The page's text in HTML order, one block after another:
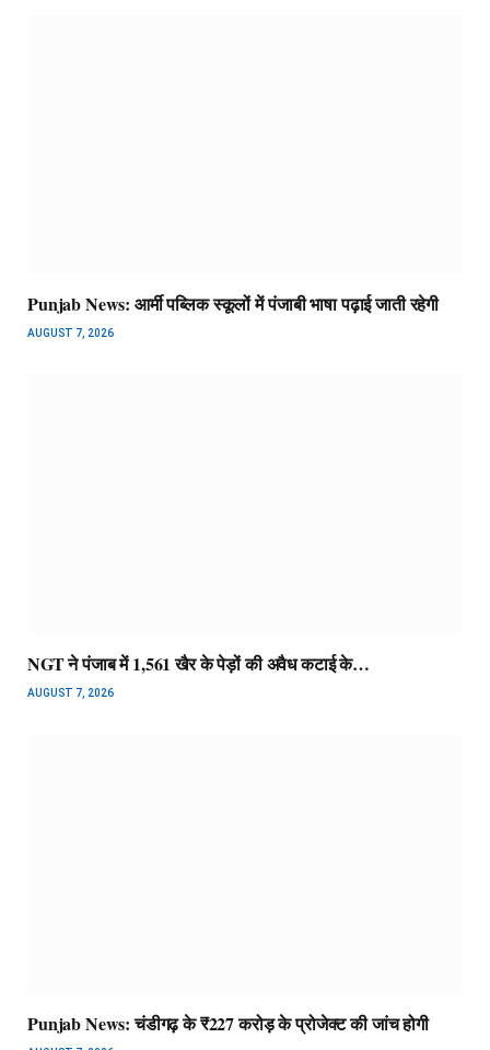
Punjab News: आर्मी पब्लिक स्कूलों में पंजाबी भाषा पढ़ाई जाती रहेगी
AUGUST 7, 2026
NGT ने पंजाब में 1,561 खैर के पेड़ों की अवैध कटाई के…
AUGUST 7, 2026
Punjab News: चंडीगढ़ के ₹227 करोड़ के प्रोजेक्ट की जांच होगी